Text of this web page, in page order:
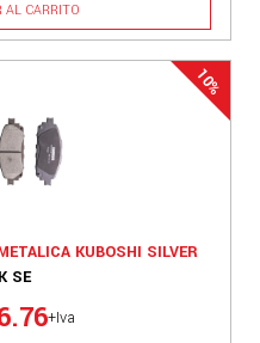
AL CARRITO
KUBOSHI SILVER
SE
+Iva